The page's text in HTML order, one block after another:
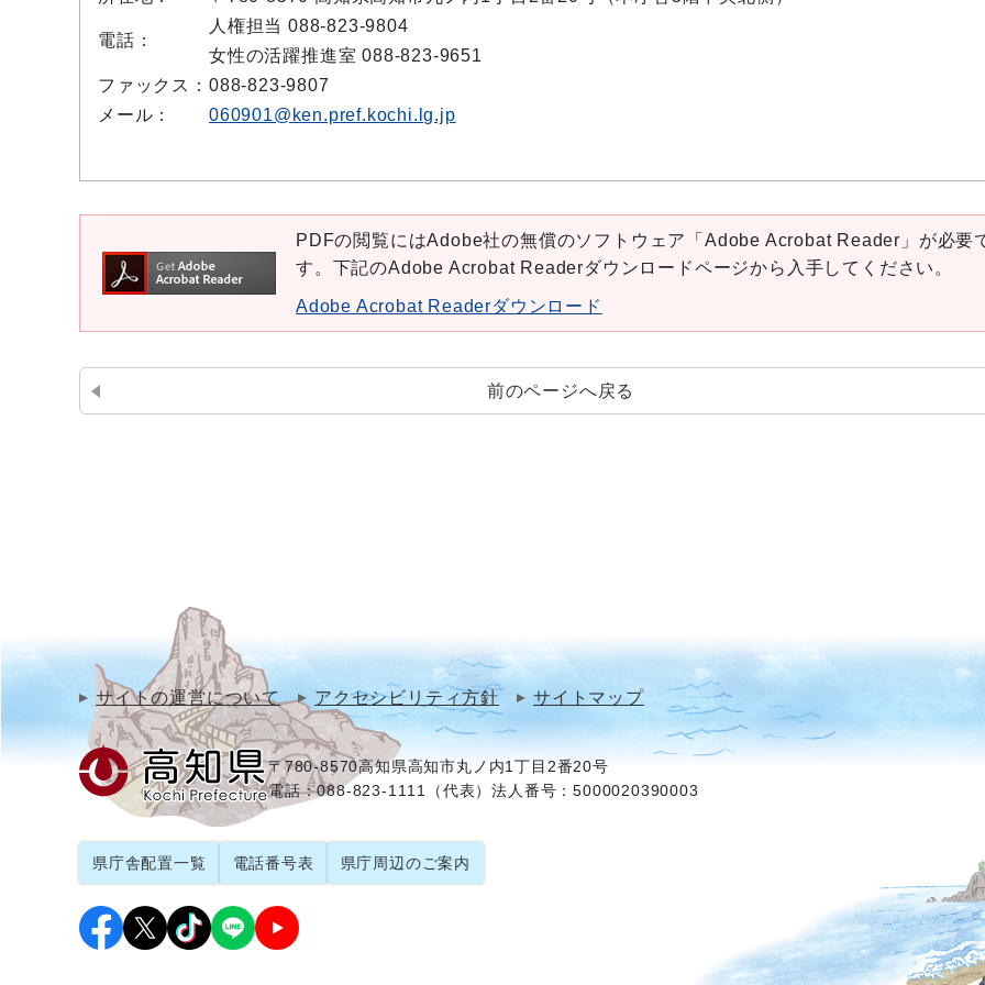
電話：
人権担当 088-823-9804
女性の活躍推進室 088-823-9651
ファックス： 088-823-9807
メール：
060901@ken.pref.kochi.lg.jp
PDFの閲覧にはAdobe社の無償のソフトウェア「Adobe Acrobat Reader」が必要
す。下記のAdobe Acrobat Readerダウンロードページから入手してください。
Adobe Acrobat Readerダウンロード
前のページへ戻る
サイトの運営について アクセシビリティ方針 サイトマップ
〒780-8570高知県高知市丸ノ内1丁目2番20号
電話：088-823-1111（代表）法人番号：5000020390003
県庁舎配置一覧 電話番号表 県庁周辺のご案内